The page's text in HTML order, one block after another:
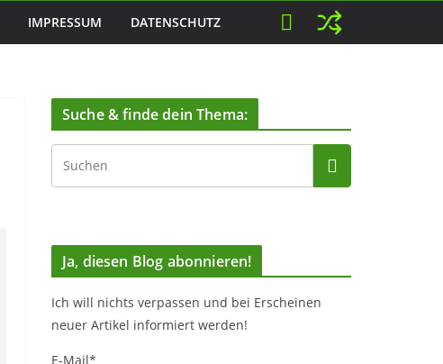
IMPRESSUM DATENSCHUTZ
Suche & finde dein Thema:
Ja, diesen Blog abonnieren!
Ich will nichts verpassen und bei Erscheinen
neuer Artikel informiert werden!
E-Mail*